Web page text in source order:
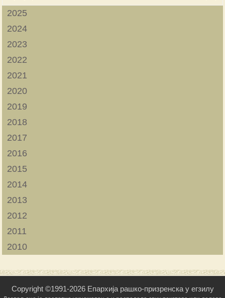
2025
2024
2023
2022
2021
2020
2019
2018
2017
2016
2015
2014
2013
2012
2011
2010
Copyright ©1991-2026 Епархија рашко-призренска у егзилу